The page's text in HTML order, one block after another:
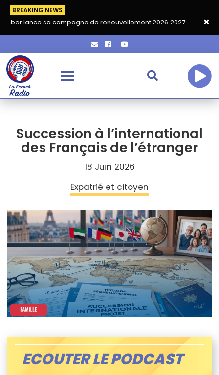
BREAKING NEWS
campagne de renouvellement 2026‑2027 Grand café de
Succession à l’international
des Français de l’étranger
18 Juin 2026
Expatrié et citoyen
ECOUTER LE PODCAST